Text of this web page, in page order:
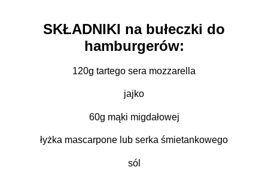
SKŁADNIKI na bułeczki do
hamburgerów:
120g tartego sera mozzarella
jajko
60g mąki migdałowej
łyżka mascarpone lub serka śmietankowego
sól